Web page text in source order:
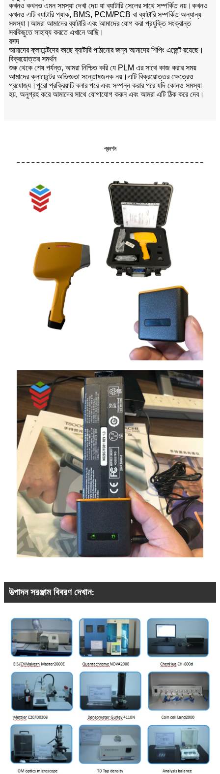
কখনও কখনও এমন সমস্যা দেখা দেয় যা ব্যাটারি সেলের সাথে সম্পর্কিত নয়।কখনও
কখনও এটি ব্যাটারি প্যাক, BMS, PCM/PCB বা ব্যাটারি সম্পর্কিত অন্যান্য
সমস্যা।আমরা আমাদের ব্যাটারি এবং আমাদের যোগ করা প্রযুক্তি সংক্রান্ত
সবকিছুতে সাহায্য করতে এখানে আছি।
রসদ
আমাদের ক্লায়েন্টদের কাছে ব্যাটারি পাঠানোর জন্য আমাদের শিপিং এজেন্ট রয়েছে।
বিক্রয়োত্তর সমর্থন
শুরু থেকে শেষ পর্যন্ত, আমরা নিশ্চিত করি যে PLM এর সাথে কাজ করার সময়
আমাদের ক্লায়েন্টের অভিজ্ঞতা সন্তোষজনক নয়।এটি বিক্রয়োত্তর ক্ষেত্রেও
প্রযোজ্য।পুরো প্রক্রিয়াটি বলার পরে এবং সম্পন্ন করার পরে যদি কোনও সমস্যা
হয়, অনুগ্রহ করে আমাদের সাথে যোগাযোগ করুন এবং আমরা এটি ঠিক করে দেব।
প্রদর্শন
উত্পাদন সরঞ্জাম বিবরণ দেখান: